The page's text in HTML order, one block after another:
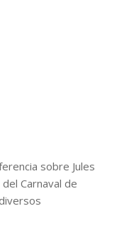
sobre Jules
Carnaval de